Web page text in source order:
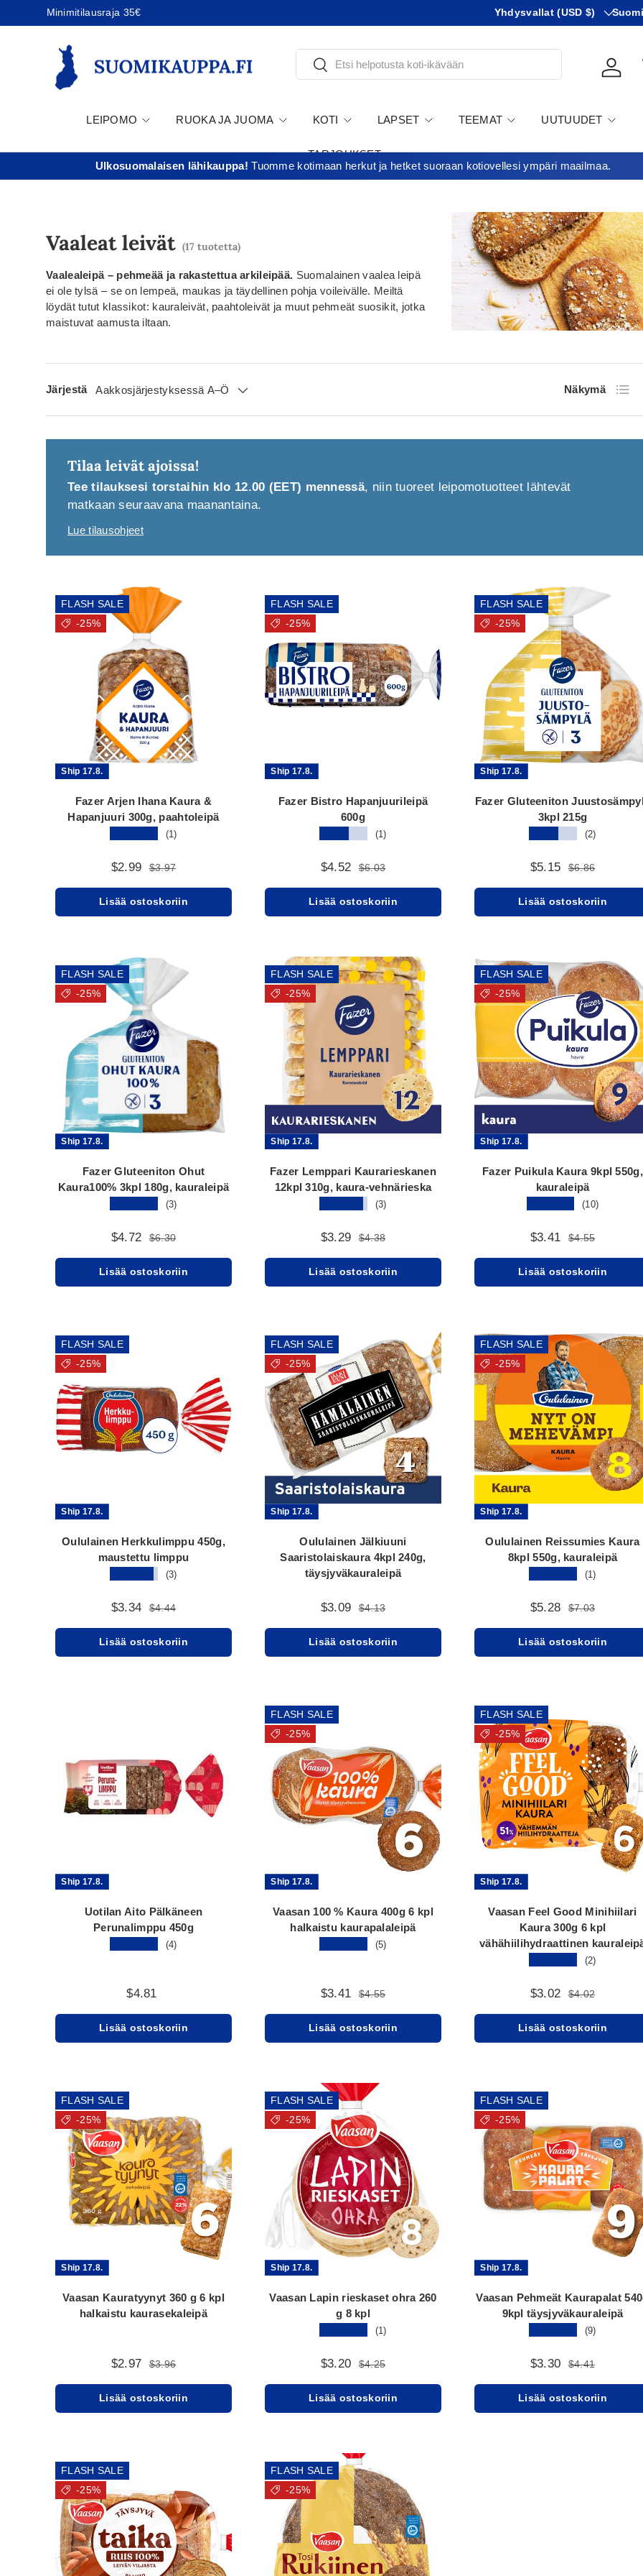
Jatka sisältöön
Minimitilausraja 35€ Maa
Yhdysvallat (USD $) KIeli
Suomi
Etsi
LEIPOMO RUOKA JA JUOMA KOTI LAPSET TEEMAT UUTUUDET
TARJOUKSET
Ulkosuomalaisen lähikauppa!Tuomme kotimaan herkut ja hetket suoraan kotiovellesi ympäri maailmaa.
Vaaleat leivät (17 tuotetta)
Vaalealeipä – pehmeää ja rakastettua arkileipää. Suomalainen vaalea leipä
ei ole tylsä – se on lempeä, maukas ja täydellinen pohja voileivälle. Meiltä
löydät tutut klassikot: kauraleivät, paahtoleivät ja muut pehmeät suosikit, jotka
maistuvat aamusta iltaan.
Järjestä Aakkosjärjestyksessä A–Ö Näkymä
Tilaa leivät ajoissa!
Tee tilauksesi torstaihin klo 12.00 (EET) mennessä, niin tuoreet leipomotuotteet lähtevät
matkaan seuraavana maanantaina.
Lue tilausohjeet
FLASH SALE
-25%
Ship 17.8.
Fazer Arjen Ihana Kaura &
Hapanjuuri 300g, paahtoleipä
(1)
$2.99 $3.97
Lisää ostoskoriin
FLASH SALE
-25%
Ship 17.8.
Fazer Bistro Hapanjuurileipä
600g
(1)
$4.52 $6.03
Lisää ostoskoriin
FLASH SALE
-25%
Ship 17.8.
Fazer Gluteeniton
3kpl 215g
(2)
$5.15 $6.86
Lisää ostoskoriin
FLASH SALE
-25%
Ship 17.8.
Fazer Gluteeniton Ohut
Kaura100% 3kpl 180g, kauraleipä
(3)
$4.72 $6.30
Lisää ostoskoriin
FLASH SALE
-25%
Ship 17.8.
Fazer Lemppari Kaurarieskanen
12kpl 310g, kaura-vehnärieska
(3)
$3.29 $4.38
Lisää ostoskoriin
FLASH SALE
-25%
Ship 17.8.
Fazer Puikula Kaura 9kpl 550g,
kauraleipä
(10)
$3.41 $4.55
Lisää ostoskoriin
FLASH SALE
-25%
Ship 17.8.
Oululainen Herkkulimppu 450g,
maustettu limppu
(3)
$3.34 $4.44
Lisää ostoskoriin
FLASH SALE
-25%
Ship 17.8.
Oululainen Jälkiuuni
Saaristolaiskaura 4kpl 240g,
täysjyväkauraleipä
$3.09 $4.13
Lisää ostoskoriin
FLASH SALE
-25%
Ship 17.8.
Oululainen Reissumies Kaura
8kpl 550g, kauraleipä
(1)
$5.28 $7.03
Lisää ostoskoriin
Ship 17.8.
Uotilan Aito Pälkäneen
Perunalimppu 450g
(4)
$4.81
Lisää ostoskoriin
FLASH SALE
-25%
Ship 17.8.
Vaasan 100 % Kaura 400g 6 kpl
halkaistu kaurapalaleipä
(5)
$3.41 $4.55
Lisää ostoskoriin
FLASH SALE
-25%
Ship 17.8.
Vaasan Feel Good Minihiilari
Kaura 300g 6 kpl
vähähiilihydraattinen
(2)
$3.02 $4.02
Lisää ostoskoriin
FLASH SALE
-25%
Ship 17.8.
Vaasan Kauratyynyt 360 g 6 kpl
halkaistu kaurasekaleipä
$2.97 $3.96
Lisää ostoskoriin
FLASH SALE
-25%
Ship 17.8.
Vaasan Lapin rieskaset ohra 260
g 8 kpl
(1)
$3.20 $4.25
Lisää ostoskoriin
FLASH SALE
-25%
Ship 17.8.
Vaasan Pehmeät Kaurapalat
9kpl täysjyväkauraleipä
(9)
$3.30 $4.41
Lisää ostoskoriin
FLASH SALE
-25%
FLASH SALE
-25%